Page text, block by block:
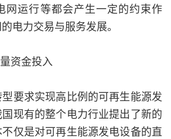
网运行等都会产生一定的约束作
电力交易与服务发展。
资金投入
要求实现高比例的可再生能源发
现有的整个电力行业提出了新的
仅是对可再生能源发电设备的直